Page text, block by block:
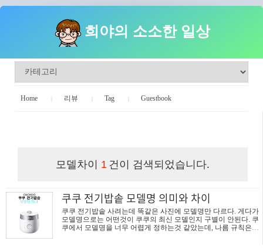
희야의 소소한 일상
Home 리뷰 Tag Guestbook
모델차이 1 건이 검색되었습니다.
쿠쿠 전기밥솥 모델명 의미와 차이
쿠쿠 전기밥솥 사려는데 똑같은 사진에 모델명만 다르다. 게다가
모델명으로는 어떤것이 쿠쿠의 최신 모델인지 구별이 안된다. 쿠
쿠에서 모델명을 너무 어렵게 정하는것 같았는데, 나름 규칙은